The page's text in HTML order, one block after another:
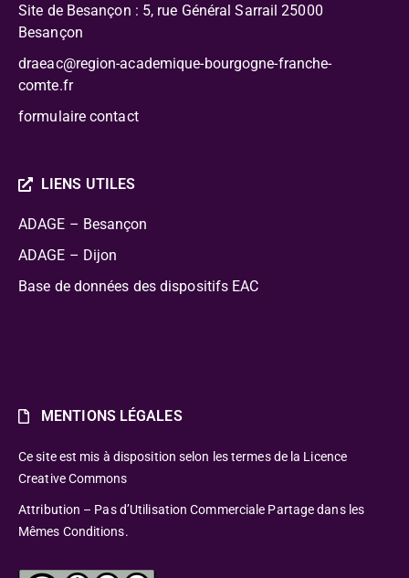
Site de Besançon : 5, rue Général Sarrail 25000
Besançon
draeac@region-academique-bourgogne-franche-
comte.fr
formulaire contact
LIENS UTILES
ADAGE – Besançon
ADAGE – Dijon
Base de données des dispositifs EAC
MENTIONS LÉGALES
Ce site est mis à disposition selon les termes de la Licence
Creative Commons
Attribution – Pas d’Utilisation Commerciale Partage dans les
Mêmes Conditions.